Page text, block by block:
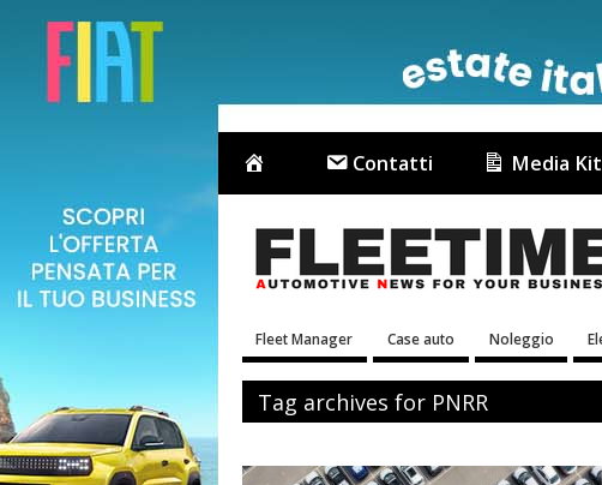
Contatti Media Kit
Fleet Manager Case auto Noleggio
Tag archives for PNRR